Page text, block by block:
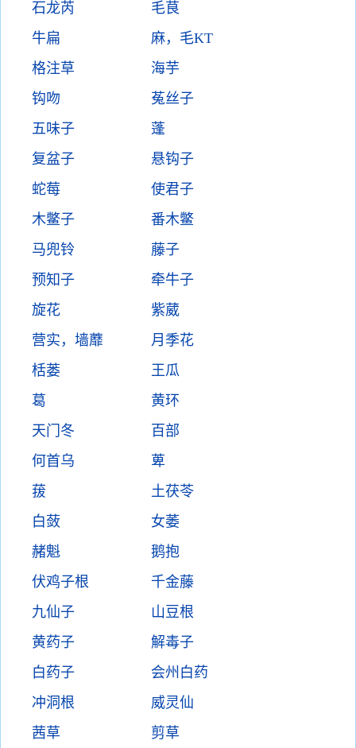
石龙芮
毛茛
牛扁
麻，毛KT
格注草
海芋
钩吻
菟丝子
五味子
蓬
复盆子
悬钩子
蛇莓
使君子
木鳖子
番木鳖
马兜铃
藤子
预知子
牵牛子
旋花
紫葳
营实，墙蘼
月季花
栝蒌
王瓜
葛
黄环
天门冬
百部
何首乌
萆
菝
土茯苓
白蔹
女萎
赭魁
鹅抱
伏鸡子根
千金藤
九仙子
山豆根
黄药子
解毒子
白药子
会州白药
冲洞根
威灵仙
茜草
剪草